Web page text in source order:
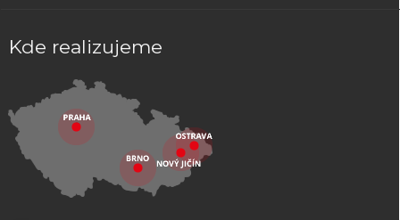
Kde realizujeme